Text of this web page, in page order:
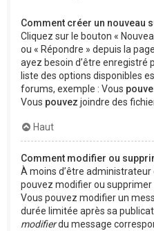
Comment créer un nouveau
Cliquez sur le bouton «
ou « Répondre » depuis la
ayez besoin d’être enregistré
liste des options disponibles
forums, exemple : Vous
Vous pouvez joindre des
Haut
Comment modifier ou
À moins d’être
pouvez modifier ou supprimer
Vous pouvez modifier un
durée limitée après sa
modifierdu message